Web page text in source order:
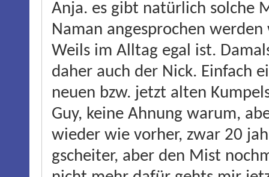
Anja. es gibt natürlich solche
Naman angesprochen
Weils im Alltag egal ist.
daher auch der Nick. Einfach
neuen bzw. jetzt alten
Guy, keine Ahnung warum,
wieder wie vorher, zwar 20
gscheiter, aber den Mist